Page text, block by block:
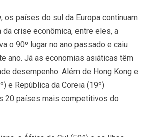
, os países do sul da Europa continuam
crise econômica, entre eles, a
o 90º lugar no ano passado e caiu
ano. Já as economias asiáticas têm
desempenho. Além de Hong Kong e
e República da Coreia (19º)
20 países mais competitivos do